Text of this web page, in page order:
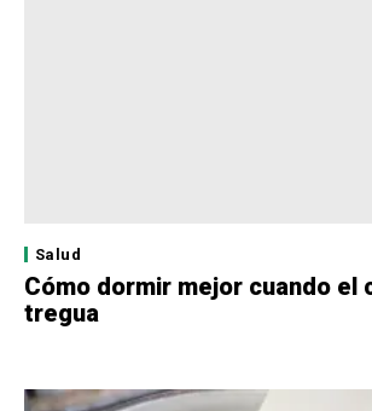
Salud
Cómo dormir mejor cuando el
tregua